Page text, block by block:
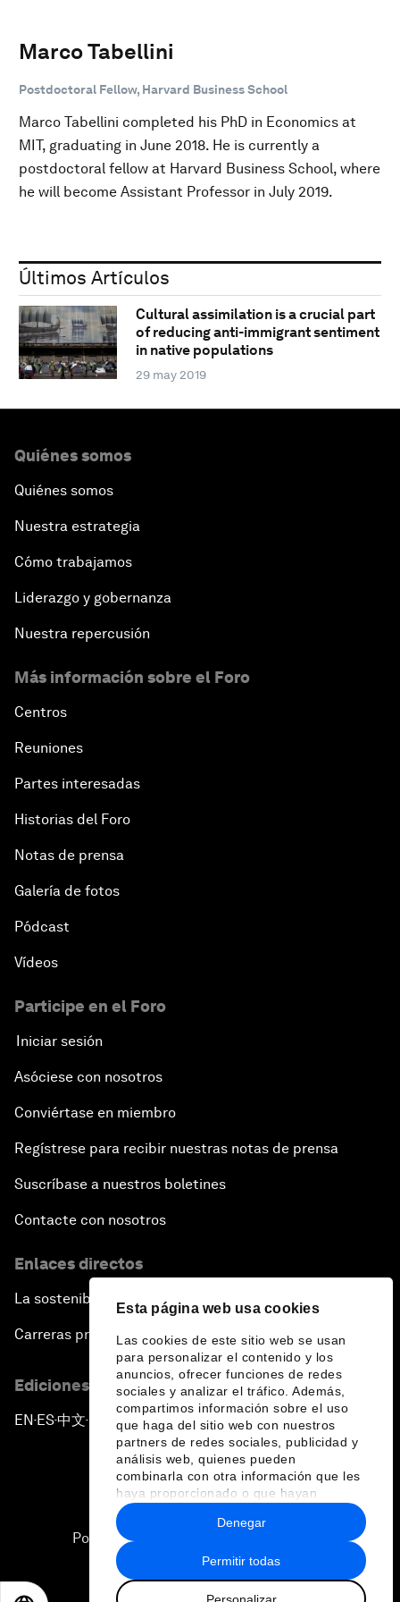
Esta página web usa cookies
Las cookies de este sitio web se usan
para personalizar el contenido y los
anuncios, ofrecer funciones de redes
sociales y analizar el tráfico. Además,
compartimos información sobre el uso
que haga del sitio web con nuestros
partners de redes sociales, publicidad y
análisis web, quienes pueden
combinarla con otra información que les
haya proporcionado o que hayan
recopilado a partir del uso que haya
hecho de sus servicios.
Permitir todas
Personalizar
Denegar
Marco Tabellini
Postdoctoral Fellow, Harvard Business School
Marco Tabellini completed his PhD in Economics at
MIT, graduating in June 2018. He is currently a
postdoctoral fellow at Harvard Business School, where
he will become Assistant Professor in July 2019.
Últimos Artículos
Cultural assimilation is a crucial part
of reducing anti-immigrant sentiment
in native populations
29 may 2019
Quiénes somos
Quiénes somos
Nuestra estrategia
Cómo trabajamos
Liderazgo y gobernanza
Nuestra repercusión
Más información sobre el Foro
Centros
Reuniones
Partes interesadas
Historias del Foro
Notas de prensa
Galería de fotos
Pódcast
Vídeos
Participe en el Foro
Iniciar sesión
Asóciese con nosotros
Conviértase en miembro
Regístrese para recibir nuestras notas de prensa
Suscríbase a nuestros boletines
Contacte con nosotros
Enlaces directos
La sostenibilidad en el Foro
Carreras profesionales
Ediciones en otros idiomas
EN ▪ ES▪中文▪ 日本語
Política de privacidad y normas de uso